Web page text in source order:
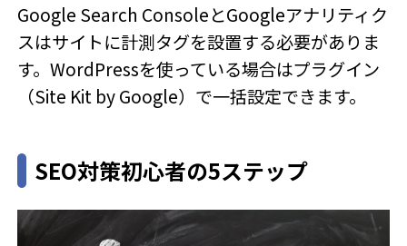
Google Search ConsoleとGoogleアナリティク
スはサイトに計測タグを設置する必要がありま
す。WordPressを使っている場合はプラグイン
（Site Kit by Google）で一括設定できます。
SEO対策初心者の5ステップ